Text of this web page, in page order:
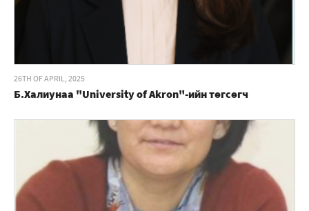
26TH OF APRIL, 2025
Б.Халиунаа "University of Akron"-ийн төгсөгч